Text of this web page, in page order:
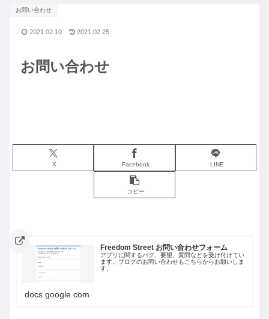
お問い合わせ
お問い合わせ
X Facebook LINE
コピー
2021.02.10 2021.02.25
Freedom Street お問い合わせフォーム
アプリに関するバグ、要望、質問などを受け付けてい
ます。ブログのお問い合わせもこちらからお願いしま
す。
docs.google.com